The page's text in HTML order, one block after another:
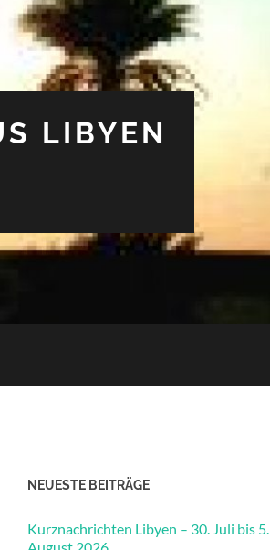
LIBYEN
NEUESTE BEITRÄGE
Kurznachrichten Libyen – 30. Juli bis 5.